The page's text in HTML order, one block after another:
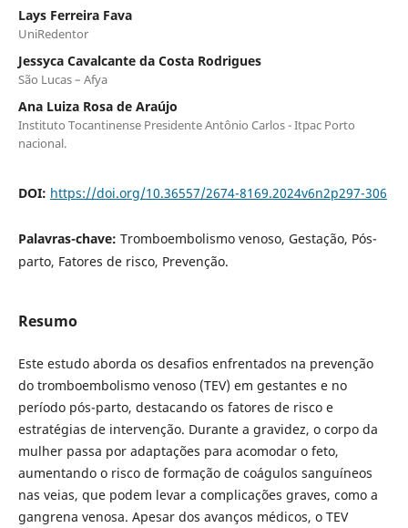
Lays Ferreira Fava
UniRedentor
Jessyca Cavalcante da Costa Rodrigues
São Lucas – Afya
Ana Luiza Rosa de Araújo
Instituto Tocantinense Presidente Antônio Carlos - Itpac Porto
nacional.
DOI: https://doi.org/10.36557/2674-8169.2024v6n2p297-306
Palavras-chave: Tromboembolismo venoso, Gestação, Pós-
parto, Fatores de risco, Prevenção.
Resumo
Este estudo aborda os desafios enfrentados na prevenção
do tromboembolismo venoso (TEV) em gestantes e no
período pós-parto, destacando os fatores de risco e
estratégias de intervenção. Durante a gravidez, o corpo da
mulher passa por adaptações para acomodar o feto,
aumentando o risco de formação de coágulos sanguíneos
nas veias, que podem levar a complicações graves, como a
gangrena venosa. Apesar dos avanços médicos, o TEV